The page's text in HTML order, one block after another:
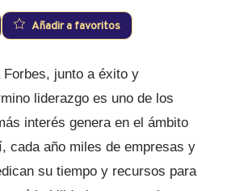
Añadir a favoritos
junto a éxito y
liderazgo es uno de los
interés genera en el ámbito
cada año miles de empresas y
su tiempo y recursos para